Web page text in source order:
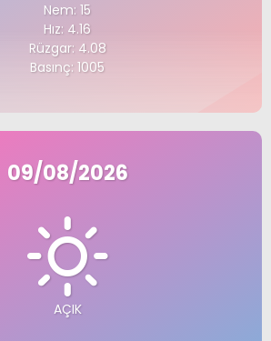
Nem: 15
Hız: 4.16
Rüzgar: 4.08
Basınç: 1005
09/08/2026
AÇIK